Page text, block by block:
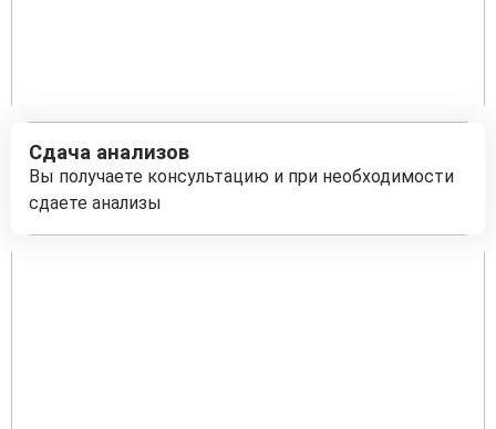
Сдача анализов
Вы получаете консультацию и при необходимости
сдаете анализы